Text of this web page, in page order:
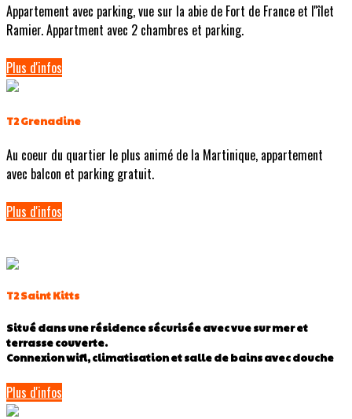
Appartement avec parking, vue sur la abie de Fort de France et l''îlet
Ramier. Appartment avec 2 chambres et parking.
Plus d'infos
T2 Grenadine
Au coeur du quartier le plus animé de la Martinique, appartement
avec balcon et parking gratuit.
Plus d'infos
T2 Saint Kitts
Situé dans une résidence sécurisée avec vue sur mer et
terrasse couverte.
Connexion wifi, climatisation et salle de bains avec douche
Plus d'infos